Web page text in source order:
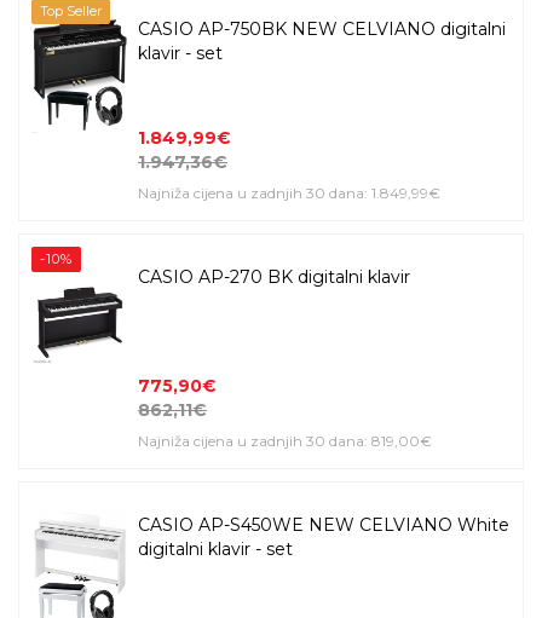
Top Seller
CASIO AP-750BK NEW CELVIANO digitalni
klavir - set
1.849,99€
1.947,36€
Najniža cijena u zadnjih 30 dana: 1.849,99€
-10%
CASIO AP-270 BK digitalni klavir
775,90€
862,11€
Najniža cijena u zadnjih 30 dana: 819,00€
CASIO AP-S450WE NEW CELVIANO White
digitalni klavir - set